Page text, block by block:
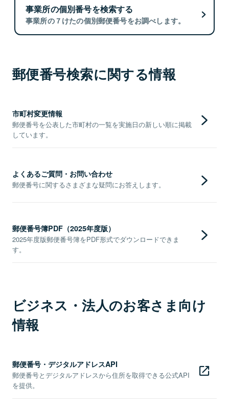
事業所の個別番号を検索する
事業所の７けたの個別郵便番号をお調べします。
郵便番号検索に関する情報
市町村変更情報
郵便番号を公表した市町村の一覧を実施日の新しい順に掲載
しています。
よくあるご質問・お問い合わせ
郵便番号に関するさまざまな疑問にお答えします。
郵便番号簿PDF（2025年度版）
2025年度版郵便番号簿をPDF形式でダウンロードできま
す。
ビジネス・法人のお客さま向け
情報
郵便番号・デジタルアドレスAPI
郵便番号とデジタルアドレスから住所を取得できる公式API
を提供。